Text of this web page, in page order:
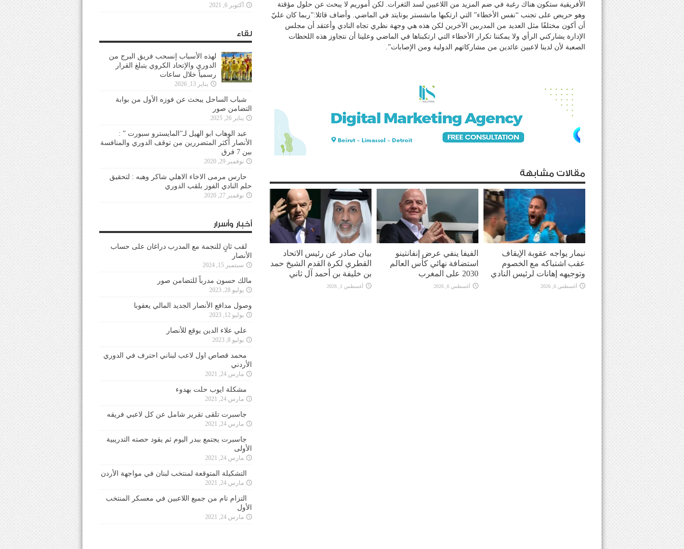
الأفريقية ستكون هناك رغبة في ضم المزيد من اللاعبين لسد الثغرات. لكن أموريم لا يبحث عن حلول مؤقتة
وهو حريص على تجنب “نفس الأخطاء” التي ارتكبها مانشستر يونايتد في الماضي. وأضاف قائلا:”ربما كان عليّ
أن أكون مختلفًا مثل العديد من المدربين الآخرين لكن هذه هي وجهة نظري تجاه النادي وأعتقد أن مجلس
الإدارة يشاركني الرأي ولا يمكننا تكرار الأخطاء التي ارتكبناها في الماضي وعلينا أن نتجاوز هذه اللحظات
الصعبة لأن لدينا لاعبين عائدين من مشاركاتهم الدولية ومن الإصابات”.
مقالات مشابهة
نيمار يواجه عقوبة الإيقاف
عقب اشتباكه مع الخصوم
وتوجيهه إهانات لرئيس النادي
أغسطس 6, 2026
الفيفا ينفي عرض إنفانتينو
استضافة نهائي كأس العالم
2030 على المغرب
أغسطس 6, 2026
بيان صادر عن رئيس الاتحاد
القطري لكرة القدم الشيخ حمد
بن خليفة بن أحمد آل ثاني
أغسطس 1, 2026
أكتوبر 6, 2021
لقاء
لهذه الأسباب إنسحب فريق البرج من
الدوري والإتحاد الكروي يتبلغ القرار
رسمياً خلال ساعات
يناير 13, 2026
شباب الساحل يبحث عن فوزه الأول من بوابة
التضامن صور
يناير 26, 2025
عبد الوهاب ابو الهيل لـ”المايسترو سبورت ” :
الأنصار أكثر المتضررين من توقف الدوري والمنافسة
بين 7 فرق
نوفمبر 29, 2020
حارس مرمى الاخاء الاهلي شاكر وهبه : لتحقيق
حلم النادي الفوز بلقب الدوري
نوفمبر 27, 2020
أخبار وأسرار
لقب ثانٍ للنجمة مع المدرب دراغان على حساب
الأنصار
سبتمبر 15, 2024
مالك حسون مدرباً للتضامن صور
يوليو 28, 2023
وصول مدافع الأنصار الجديد المالي يعقوبا
يوليو 12, 2023
علي علاء الدين يوقع للأنصار
يوليو 8, 2023
محمد قصاص اول لاعب لبناني احترف في الدوري
الأردني
مارس 24, 2021
مشكلة ايوب حلت بهدوء
مارس 24, 2021
جاسبرت تلقى تقرير شامل عن كل لاعبي فريقه
مارس 24, 2021
جاسبرت يجتمع ببدر اليوم ثم يقود حصته التدريبية
الأولى
مارس 24, 2021
التشكيلة المتوقعة لمنتخب لبنان في مواجهة الأردن
مارس 24, 2021
التزام تام من جميع اللاعبين في معسكر المنتخب
الأول
مارس 24, 2021